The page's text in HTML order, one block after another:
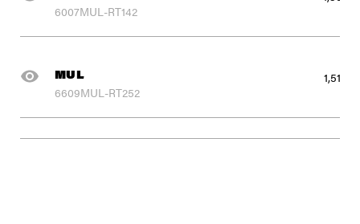
6007MUL-RT142
MUL
6609MUL-RT252
1,515 lb